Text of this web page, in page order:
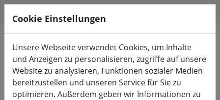
Produkte suchen
Start Küche & Essen Gläser
Cookie Einstellungen
Unsere Webseite verwendet Cookies, um Inhalte
und Anzeigen zu personalisieren, zugriffe auf unsere
Website zu analysieren, Funktionen sozialer Medien
bereitzustellen und unseren Service für Sie zu
optimieren. Außerdem geben wir Informationen zu